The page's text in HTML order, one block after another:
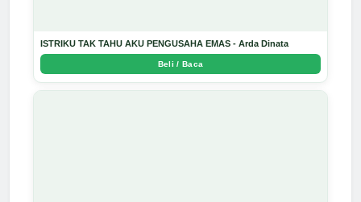
ISTRIKU TAK TAHU AKU PENGUSAHA EMAS - Arda Dinata
Beli / Baca